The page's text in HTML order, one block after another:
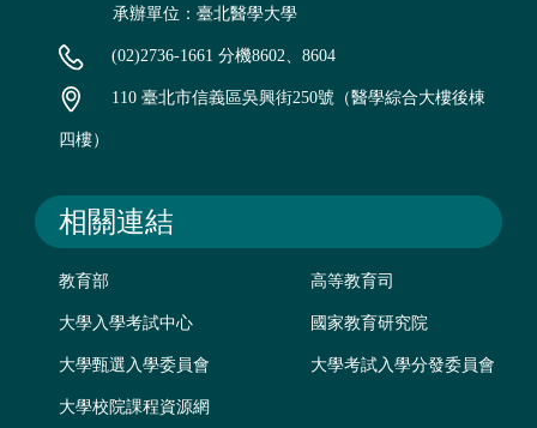
承辦單位：臺北醫學大學
(02)2736-1661 分機8602、8604
110 臺北市信義區吳興街250號（醫學綜合大樓後棟
四樓）
相關連結
教育部 高等教育司
大學入學考試中心 國家教育研究院
大學甄選入學委員會 大學考試入學分發委員會
大學校院課程資源網